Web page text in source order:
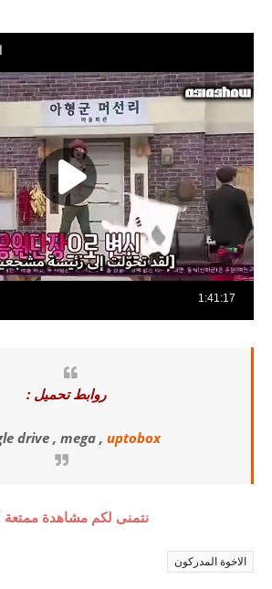
روابط تحميل :
drive , mega , uptobox
نتمنى لكم مشاهدة ممتعة
الاخوة المدركون